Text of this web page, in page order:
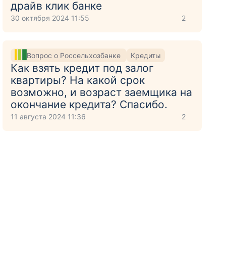
драйв клик банке
30 октября 2024 11:55 2
Вопрос о Россельхозбанке Кредиты
Как взять кредит под залог
квартиры? На какой срок
возможно, и возраст заемщика на
окончание кредита? Спасибо.
11 августа 2024 11:36 2